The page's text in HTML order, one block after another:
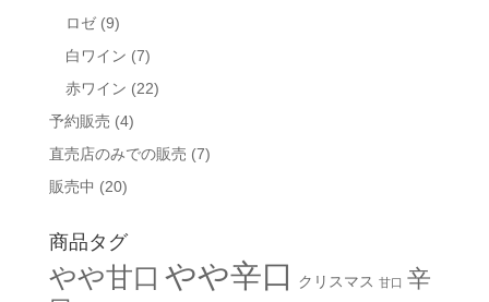
ロゼ (9)
白ワイン (7)
赤ワイン (22)
予約販売 (4)
直売店のみでの販売 (7)
販売中 (20)
商品タグ
やや甘口 やや辛口 クリスマス 甘口 辛